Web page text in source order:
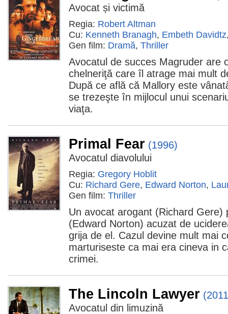
Avocat și victimă
Regia: Robert Altman
Cu: Kenneth Branagh, Embeth Davidtz
Gen film: Dramă, Thriller
Avocatul de succes Magruder are
chelneriţă care îl atrage mai mult
După ce află că Mallory este
se trezeşte în mijlocul unui
viaţa.
Primal Fear (1996)
Avocatul diavolului
Regia: Gregory Hoblit
Cu: Richard Gere, Edward Norton,
Gen film: Thriller
Un avocat arogant (Richard Gere)
(Edward Norton) acuzat de
grija de el. Cazul devine mult mai
marturiseste ca mai era cineva in
crimei.
The Lincoln Lawyer
Avocatul din limuzină